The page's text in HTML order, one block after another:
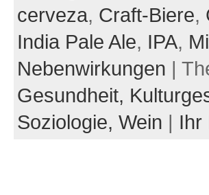
cerveza, Craft-Biere,
India Pale Ale, IPA,
Nebenwirkungen |
Gesundheit,
Soziologie, Wein | Ihr